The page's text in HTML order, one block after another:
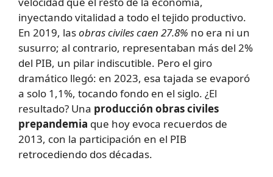
inyectando vitalidad a todo el tejido productivo.
En 2019, lasobras civiles caen 27.8% no era ni un
susurro; al contrario, representaban más del 2%
del PIB, un pilar indiscutible. Pero el giro
dramático llegó: en 2023, esa tajada se evaporó
a solo 1,1%, tocando fondo en el siglo. ¿El
resultado? Una producción obras civiles
prepandemia que hoy evoca recuerdos de
2013, con la participación en el PIB
retrocediendo dos décadas.